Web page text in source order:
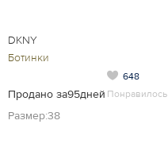
DKNY
Ботинки
Продано за95дней
648
Понравилось
Размер:38